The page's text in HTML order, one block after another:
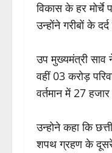
विकास के हर मोर्चे
उन्होंने गरीबों के
उप मुख्यमंत्री साव
वहीं 03 करोड़
वर्तमान में 27
उन्होने कहा कि
शपथ ग्रहण के दूसरे